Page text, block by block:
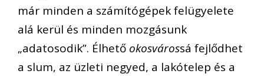
már minden a számítógépek felügyelete
alá kerül és minden mozgásunk
„adatosodik”. Élhető okosvárossá fejlődhet
a slum, az üzleti negyed, a lakótelep és a